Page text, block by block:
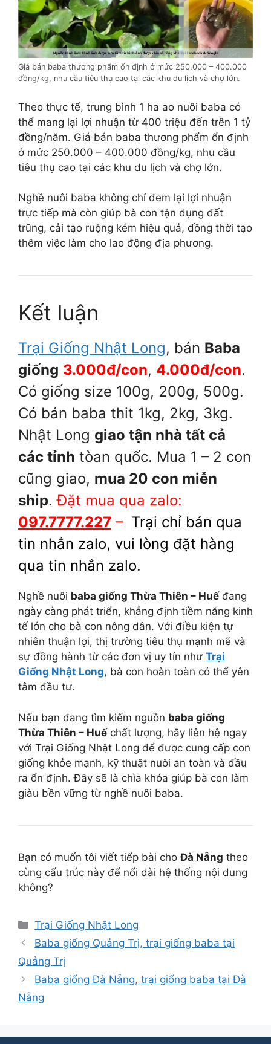
Giá bán baba thương phẩm ổn định ở mức 250.000 – 400.000
đồng/kg, nhu cầu tiêu thụ cao tại các khu du lịch và chợ lớn.
Theo thực tế, trung bình 1 ha ao nuôi baba có
thể mang lại lợi nhuận từ 400 triệu đến trên 1 tỷ
đồng/năm. Giá bán baba thương phẩm ổn định
ở mức 250.000 – 400.000 đồng/kg, nhu cầu
tiêu thụ cao tại các khu du lịch và chợ lớn.
Nghề nuôi baba không chỉ đem lại lợi nhuận
trực tiếp mà còn giúp bà con tận dụng đất
trũng, cải tạo ruộng kém hiệu quả, đồng thời tạo
thêm việc làm cho lao động địa phương.
Kết luận
Trại Giống Nhật Long, bán Baba
giống 3.000đ/con, 4.000đ/con.
Có giống size 100g, 200g, 500g.
Có bán baba thit 1kg, 2kg, 3kg.
Nhật Long giao tận nhà tất cả
các tỉnh tòan quốc. Mua 1 – 2 con
cũng giao, mua 20 con miễn
ship.Đặt mua qua zalo:
097.7777.227 – Trại chỉ bán qua
tin nhắn zalo, vui lòng đặt hàng
qua tin nhắn zalo.
Nghề nuôi baba giống Thừa Thiên – Huếđang
ngày càng phát triển, khẳng định tiềm năng kinh
tế lớn cho bà con nông dân. Với điều kiện tự
nhiên thuận lợi, thị trường tiêu thụ mạnh mẽ và
sự đồng hành từ các đơn vị uy tín như Trại
Giống Nhật Long, bà con hoàn toàn có thể yên
tâm đầu tư.
Nếu bạn đang tìm kiếm nguồn baba giống
Thừa Thiên – Huếchất lượng, hãy liên hệ ngay
với Trại Giống Nhật Long để được cung cấp con
giống khỏe mạnh, kỹ thuật nuôi an toàn và đầu
ra ổn định. Đây sẽ là chìa khóa giúp bà con làm
giàu bền vững từ nghề nuôi baba.
Bạn có muốn tôi viết tiếp bài choĐà Nẵng theo
cùng cấu trúc này để nối dài hệ thống nội dung
không?
Danh
mục
Trại Giống Nhật Long
Baba giống Quảng Trị, trại giống baba tại
Quảng Trị
Baba giống Đà Nẵng, trại giống baba tại Đà
Nẵng